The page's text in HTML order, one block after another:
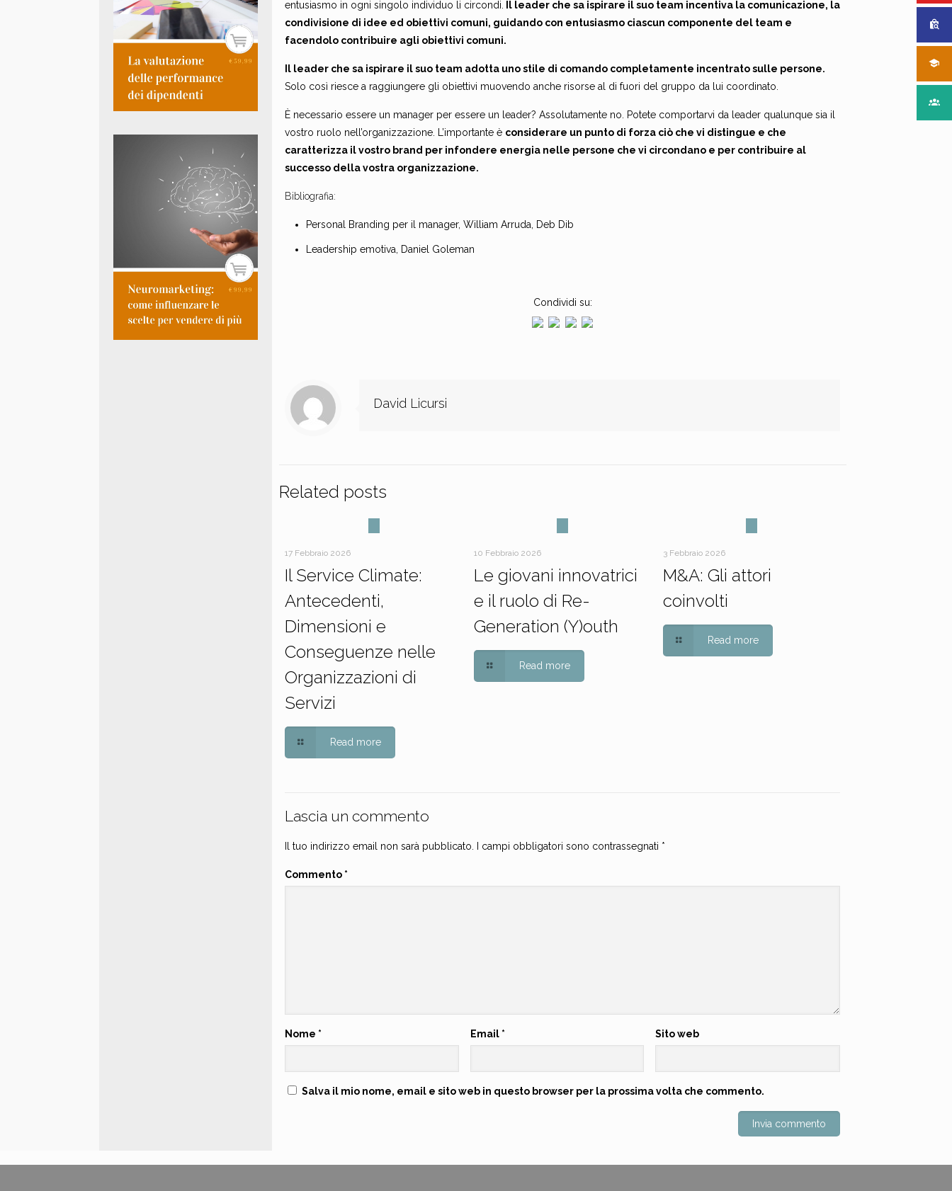
entusiasmo in ogni singolo individuo li circondi.
Il leader che sa ispirare il suo team incentiva la comunicazione, la
condivisione di idee ed obiettivi comuni, guidando con entusiasmo ciascun componente del team e
facendolo contribuire agli obiettivi comuni.
Il leader che sa ispirare il suo team adotta uno stile di comando completamente incentrato sulle persone.
Solo così riesce a raggiungere gli obiettivi muovendo anche risorse al di fuori del gruppo da lui coordinato.
È necessario essere un manager per essere un leader? Assolutamente no. Potete comportarvi da leader qualunque sia il
vostro ruolo nell’organizzazione. L’importante è considerare un punto di forza ciò che vi distingue e che
caratterizza il vostro brand per infondere energia nelle persone che vi circondano e per contribuire al
successo della vostra organizzazione.
Bibliografia:
Personal Branding per il manager, William Arruda, Deb Dib
Leadership emotiva, Daniel Goleman
Condividi su:
David Licursi
Related posts
17 Febbraio 2026
Il Service Climate:
Antecedenti,
Dimensioni e
Conseguenze nelle
Organizzazioni di
Servizi
Read more
10 Febbraio 2026
Le giovani innovatrici
e il ruolo di Re-
Generation (Y)outh
Read more
3 Febbraio 2026
M&A: Gli attori
coinvolti
Read more
Lascia un commento
Il tuo indirizzo email non sarà pubblicato. I campi obbligatori sono contrassegnati *
Commento *
Nome * Email * Sito web
Salva il mio nome, email e sito web in questo browser per la prossima volta che commento.